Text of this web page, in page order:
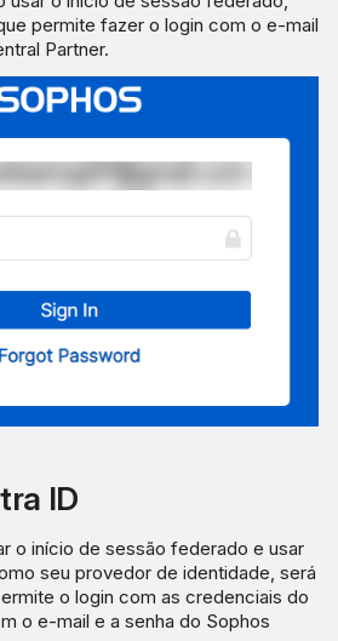
permite fazer o login com o e-mail
Partner.
ID
o início de sessão federado e usar
seu provedor de identidade, será
o login com as credenciais do
o e-mail e a senha do Sophos